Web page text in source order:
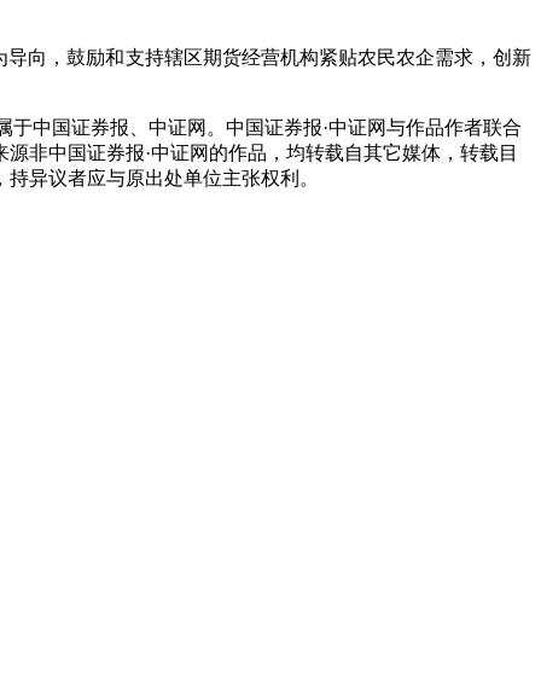
向，鼓励和支持辖区期货经营机构紧贴农民农企需求，创新
中国证券报、中证网。中国证券报·中证网与作品作者联合
非中国证券报·中证网的作品，均转载自其它媒体，转载目
异议者应与原出处单位主张权利。